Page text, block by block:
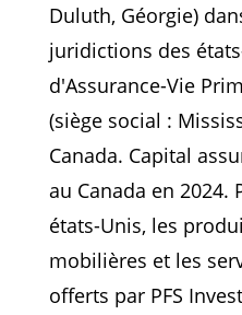
Duluth, Géorgie)
juridictions des
d'Assurance-Vie
(siège social :
Canada. Capital
au Canada en 2024.
états-Unis, les
mobilières et les
offerts par PFS